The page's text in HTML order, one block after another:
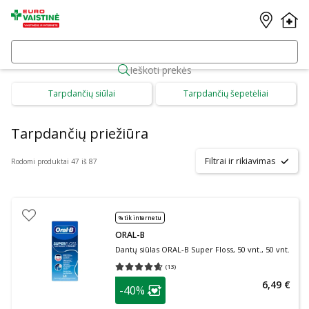
Ieškoti prekės
Tarpdančių siūlai Tarpdančių šepetėliai
Tarpdančių priežiūra
Rodomi produktai 47 iš 87 Filtrai ir rikiavimas
% tik internetu
ORAL-B
Dantų siūlas ORAL-B Super Floss, 50 vnt., 50 vnt.
(13)
Vidutinis įvertinimas 4.62
patarimas
Lojalumo klubo narių nuolaida
-40% 6,49 €